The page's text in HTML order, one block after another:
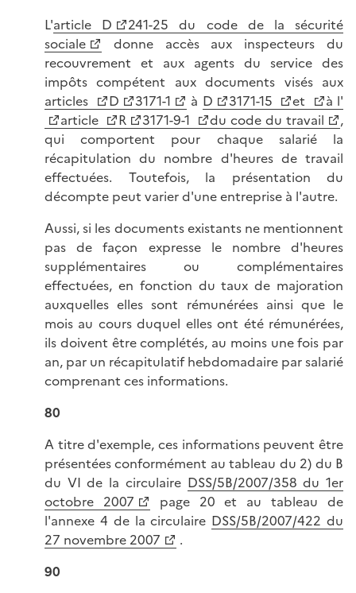
L'article D
241-25 du code de la sécurité
sociale
donne accès aux inspecteurs du
recouvrement et aux agents du service des
impôts compétent aux documents visés aux
articles
D 3171-1 à D 3171-15 et
à l'
article
R 3171-9-1 du code du travail
,
qui comportent pour chaque salarié la
récapitulation du nombre d'heures de travail
effectuées. Toutefois, la présentation du
décompte peut varier d'une entreprise à l'autre.
Aussi, si les documents existants ne mentionnent
pas de façon expresse le nombre d'heures
supplémentaires ou complémentaires
effectuées, en fonction du taux de majoration
auxquelles elles sont rémunérées ainsi que le
mois au cours duquel elles ont été rémunérées,
ils doivent être complétés, au moins une fois par
an, par un récapitulatif hebdomadaire par salarié
comprenant ces informations.
80
A titre d'exemple, ces informations peuvent être
présentées conformément au tableau du 2) du B
du VI de la circulaire DSS/5B/2007/358 du 1er
octobre 2007
page 20 et au tableau de
l'annexe 4 de la circulaire DSS/5B/2007/422 du
27 novembre 2007
.
90